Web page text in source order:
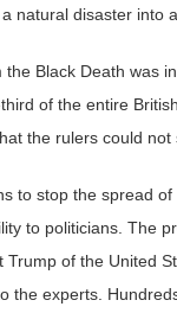
natural disaster into
Black Death was
of the entire
the rulers could
to stop the spread
to politicians. The
Trump of the United
the experts.